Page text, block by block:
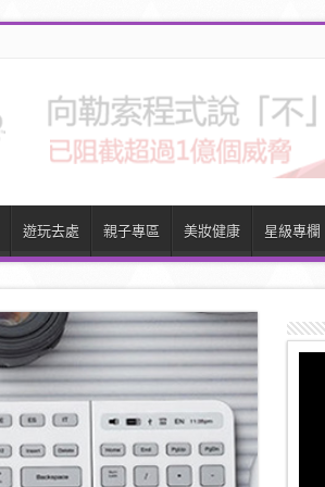
遊玩去處 親子專區 美妝健康 星級專欄